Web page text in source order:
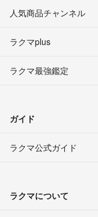
人気商品チャンネル
ラクマplus
ラクマ最強鑑定
ガイド
ラクマ公式ガイド
ラクマについて